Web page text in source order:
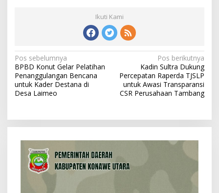
Ikuti Kami
N
a
v
a
s
Pos sebelumnya
BPBD Konut Gelar Pelatihan
Penanggulangan Bencana
untuk Kader Destana di
Desa Laimeo
Pos berikutnya
Kadin Sultra Dukung
Percepatan Raperda TJSLP
untuk Awasi Transparansi
CSR Perusahaan Tambang